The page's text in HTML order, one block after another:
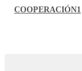
COOPERACIÓN1